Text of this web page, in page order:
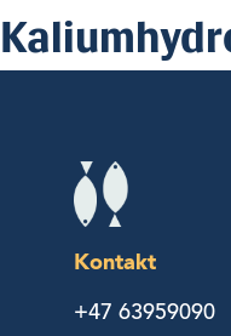
Kontakt
+47 63959090